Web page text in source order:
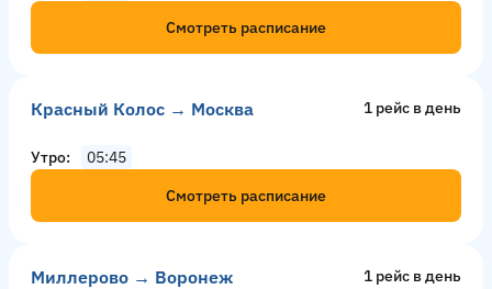
Смотреть расписание
Красный Колос → Москва 1 рейс в день
Утро
05:45
Смотреть расписание
Миллерово → Воронеж 1 рейс в день